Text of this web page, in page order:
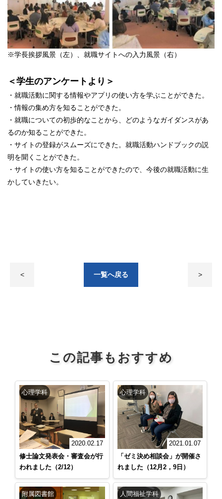
※学長挨拶風景（左）、就職サイトへの入力風景（右）
＜学生のアンケートより＞
・就職活動に関する情報やアプリの使い方を学ぶことができた。
・情報の集め方を知ることができた。
・就職についての初歩的なことから、どのようなガイダンスがあ
るのか知ることができた。
・サイトの登録がスムーズにできた。就職活動ハンドブックの説
明を聞くことができた。
・サイトの使い方を知ることができたので、今後の就職活動に生
かしていきたい。
< 一覧へ戻る >
この記事もおすすめ
心理学科
2020.02.17
修士論文発表会・審査会が行
われました（2/12）
心理学科
2021.01.07
「ゼミ決め相談会」が開催さ
れました（12月2，9日）
附属図書館 人間福祉学科